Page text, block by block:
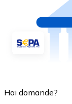
Hai domande?